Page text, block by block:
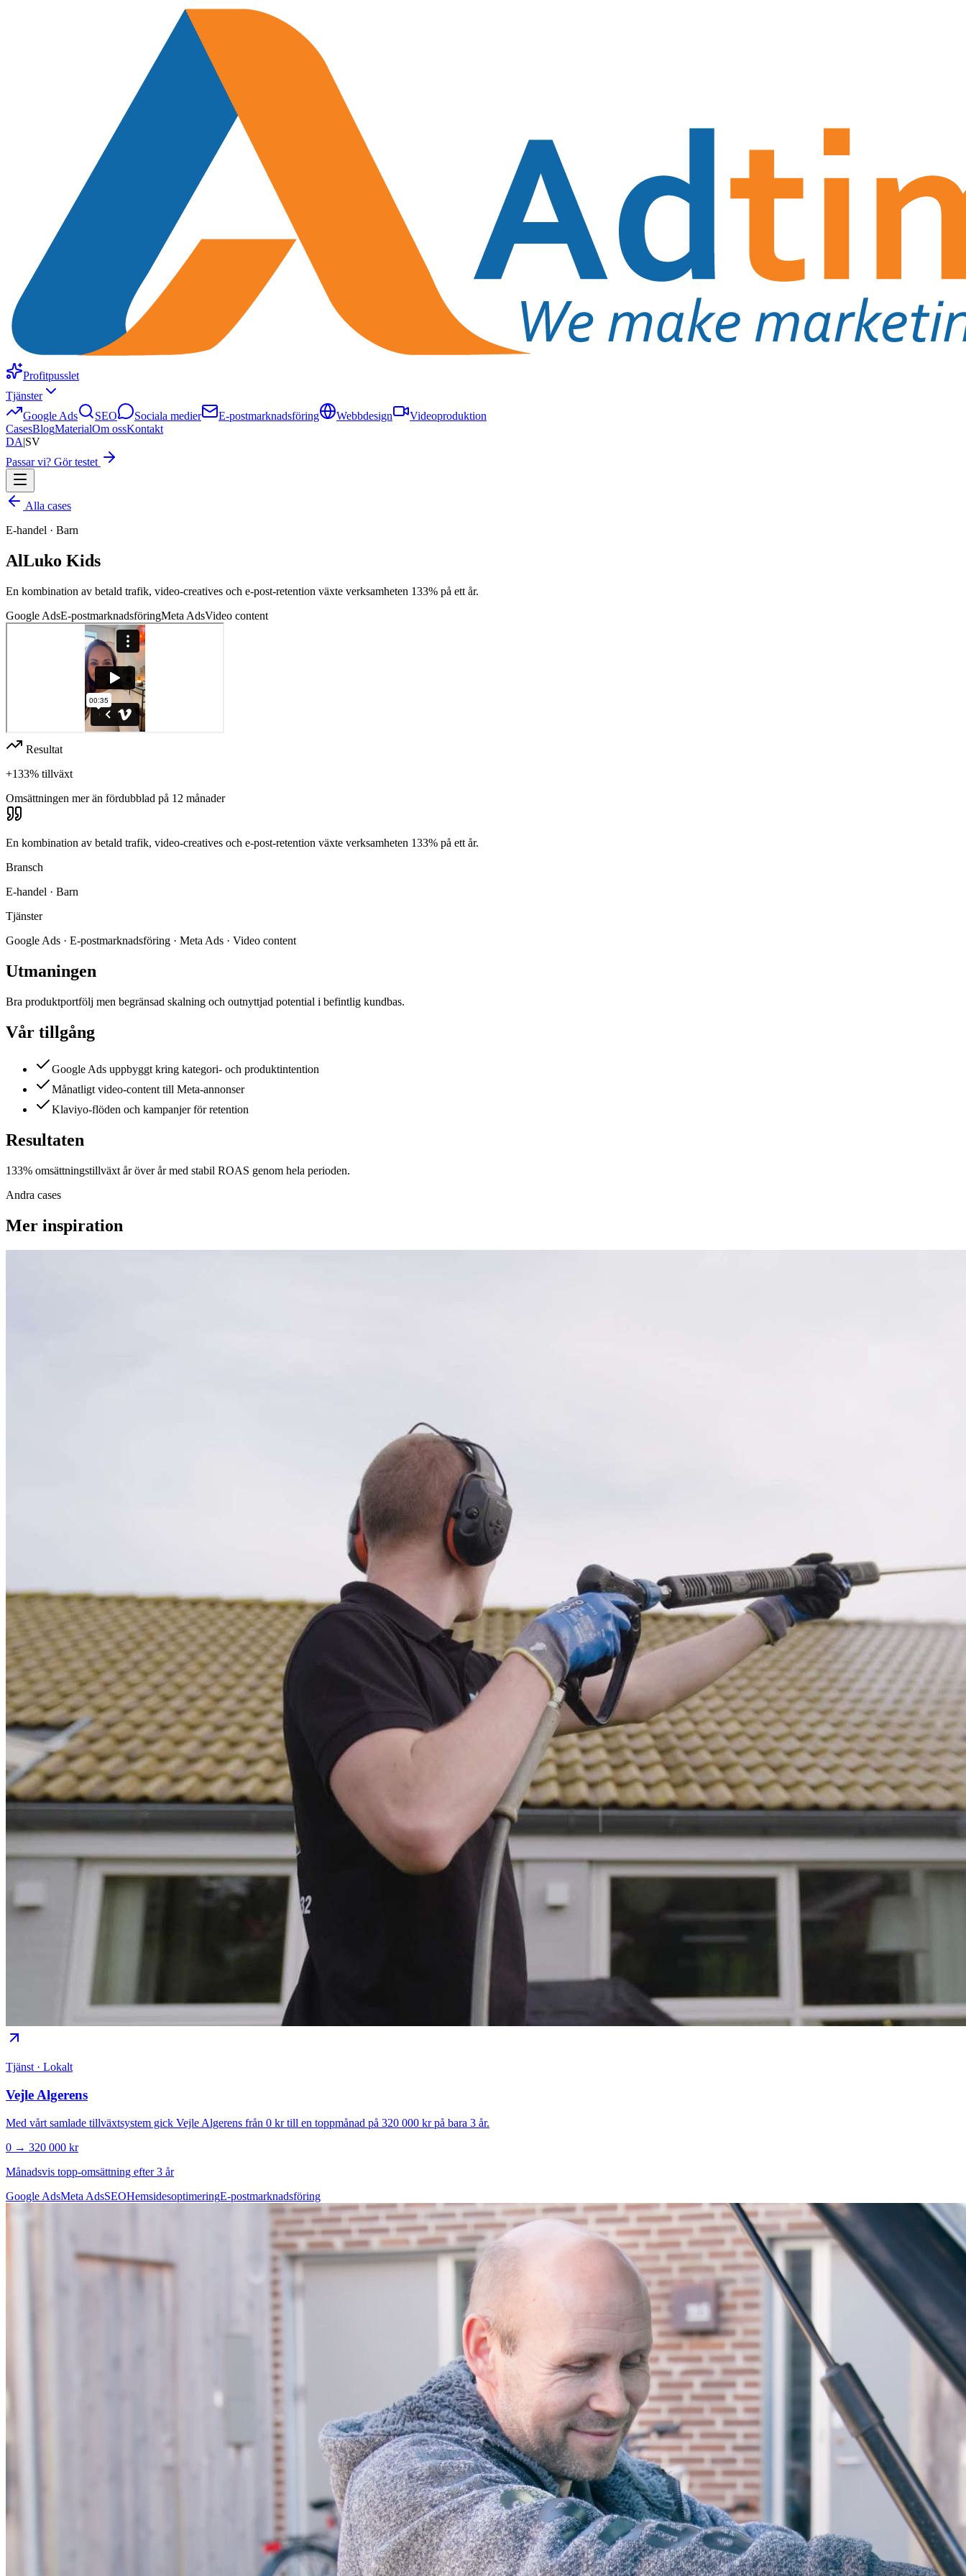
Profitpusslet
Tjänster
Google Ads
SEO Sociala medier E-postmarknadsföring Webbdesign
Videoproduktion
CasesBlogMaterialOm ossKontakt
DA|SV
Passar vi? Gör testet
Alla cases
E-handel · Barn
AlLuko Kids
En kombination av betald trafik, video-creatives och e-post-retention växte verksamheten 133% på ett år.
Google AdsE-postmarknadsföringMeta AdsVideo content
Resultat
+133% tillväxt
Omsättningen mer än fördubblad på 12 månader
En kombination av betald trafik, video-creatives och e-post-retention växte verksamheten 133% på ett år.
Bransch
E-handel · Barn
Tjänster
Google Ads · E-postmarknadsföring · Meta Ads · Video content
Utmaningen
Bra produktportfölj men begränsad skalning och outnyttjad potential i befintlig kundbas.
Vår tillgång
Google Ads uppbyggt kring kategori- och produktintention
Månatligt video-content till Meta-annonser
Klaviyo-flöden och kampanjer för retention
Resultaten
133% omsättningstillväxt år över år med stabil ROAS genom hela perioden.
Andra cases
Mer inspiration
Tjänst · Lokalt
Vejle Algerens
Med vårt samlade tillväxtsystem gick Vejle Algerens från 0 kr till en toppmånad på 320 000 kr på bara 3 år.
0 → 320 000 kr
Månadsvis topp-omsättning efter 3 år
Google AdsMeta AdsSEOHemsidesoptimeringE-postmarknadsföring